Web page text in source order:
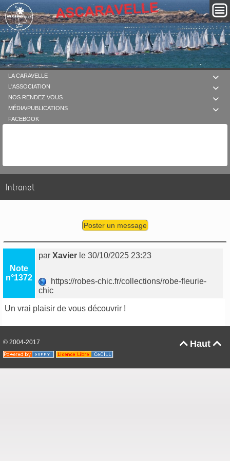

LA CARAVELLE

L'ASSOCIATION

NOS RENDEZ VOUS

MÉDIA/PUBLICATIONS
FACEBOOK
Intranet
Poster un message
Note
n°1372
parXavier le 30/10/2025 23:23
https://robes-chic.fr/collections/robe-fleurie-
chic
Un vrai plaisir de vous découvrir !
Haut 
© 2004-2017